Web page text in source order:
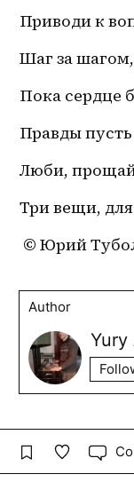
Приводи к
Шаг за
Пока сердце
Правды
Люби,
Три вещи,
© Юрий
Author